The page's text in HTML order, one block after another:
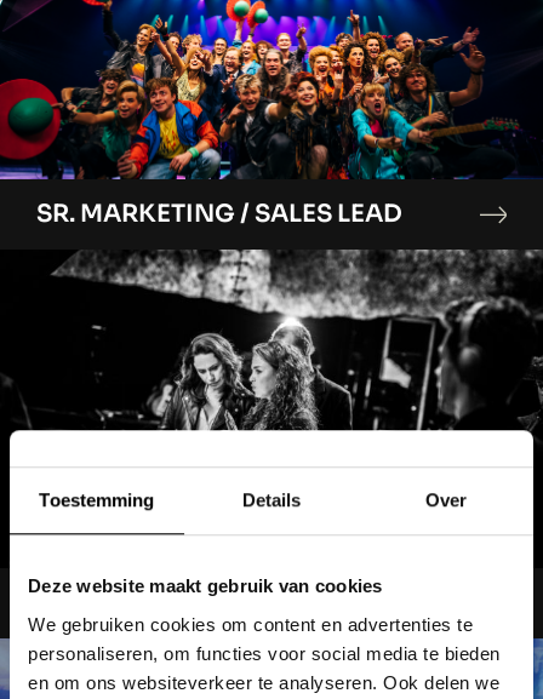
Toestemming Details Over
Deze website maakt gebruik van cookies
We gebruiken cookies om content en advertenties te
personaliseren, om functies voor social media te bieden
en om ons websiteverkeer te analyseren. Ook delen we
SR. MARKETING / SALES LEAD
STAGE: MARKETING- THEATER